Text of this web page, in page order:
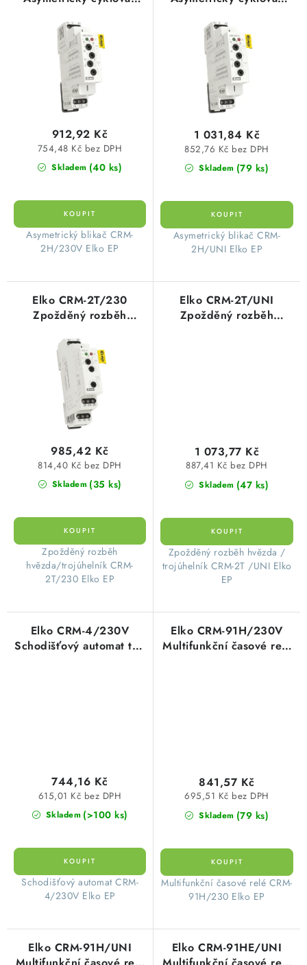
SVÍTIDLA interiérová
SVÍTIDLA technická
VÝPRODEJ
Položky bez zařazené kategorie dle výrobců
VÁNOCE
OSVĚTLENÍ
Ochrana osobních údajů
Moje objednávka
Skladem (40 ks)
754,48 Kč bez DPH
912,92 Kč
Asymetrický blikač CRM-
2H/230V Elko EP
Skladem (79 ks)
852,76 Kč bez DPH
1 031,84 Kč
Asymetrický blikač CRM-
2H/UNI Elko EP
Elko CRM-2T/230
Zpožděný rozběh
230V
Skladem (35 ks)
814,40 Kč bez DPH
985,42 Kč
Zpožděný rozběh
hvězda/trojúhelník CRM-
2T/230 Elko EP
Elko CRM-2T/UNI
Zpožděný rozběh
Skladem (47 ks)
887,41 Kč bez DPH
1 073,77 Kč
Zpožděný rozběh hvězda /
trojúhelník CRM-2T /UNI Elko
EP
Elko CRM-4/230V
Schodišťový automat typ
Skladem (>100 ks)
615,01 Kč bez DPH
744,16 Kč
Schodišťový automat CRM-
4/230V Elko EP
Elko CRM-91H/230V
Multifunkční časové relé
Skladem (79 ks)
695,51 Kč bez DPH
841,57 Kč
Multifunkční časové relé CRM-
91H/230 Elko EP
Elko CRM-91H/UNI
Elko CRM-91HE/UNI